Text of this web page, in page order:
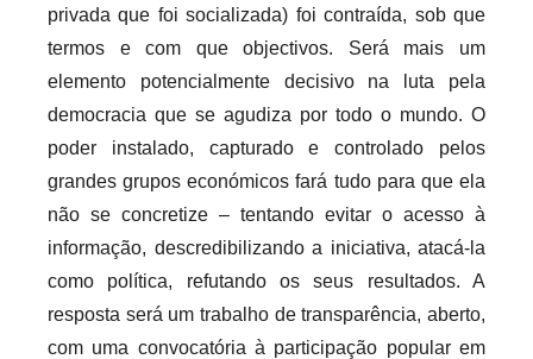
privada que foi socializada) foi contraída, sob que
termos e com que objectivos. Será mais um
elemento potencialmente decisivo na luta pela
democracia que se agudiza por todo o mundo. O
poder instalado, capturado e controlado pelos
grandes grupos económicos fará tudo para que ela
não se concretize – tentando evitar o acesso à
informação, descredibilizando a iniciativa, atacá-la
como política, refutando os seus resultados. A
resposta será um trabalho de transparência, aberto,
com uma convocatória à participação popular em